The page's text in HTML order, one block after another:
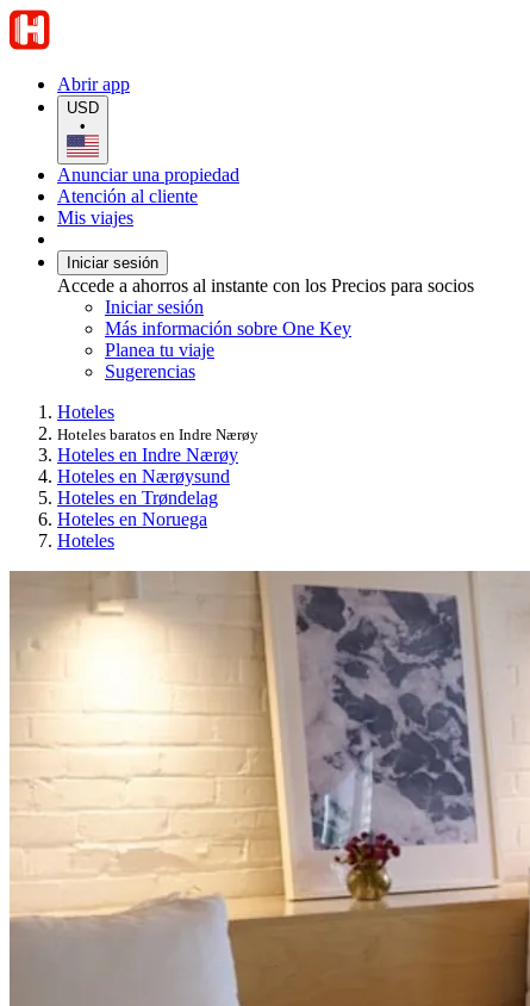
Abrir app
USD
•
Anunciar una propiedad
Atención al cliente
Mis viajes
Iniciar sesión
Accede a ahorros al instante con los Precios para socios
Iniciar sesión
Más información sobre One Key
Planea tu viaje
Sugerencias
Hoteles
Hoteles baratos en Indre Nærøy
Hoteles en Indre Nærøy
Hoteles en Nærøysund
Hoteles en Trøndelag
Hoteles en Noruega
Hoteles